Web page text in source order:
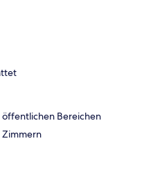
öffentlichen Bereichen
Zimmern